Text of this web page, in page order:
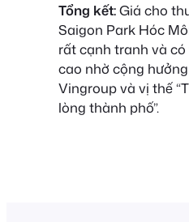
Tổng kết:Giá cho
Saigon Park Hóc
rất cạnh tranh và
cao nhờ cộng
Vingroup và vị thế
lòng thành phố”.